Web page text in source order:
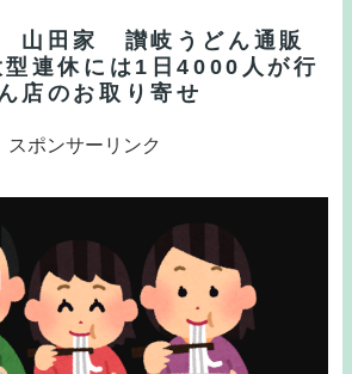
山田家 讃岐うどん通販
連休には1日4000人が行
店のお取り寄せ
スポンサーリンク